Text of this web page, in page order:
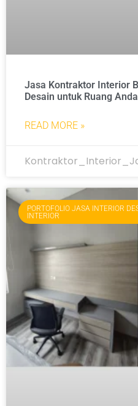
Jasa Kontraktor Interior
Desain untuk Ruang Anda
READ MORE »
PORTOFOLIO JASA INTERIOR
INTERIOR